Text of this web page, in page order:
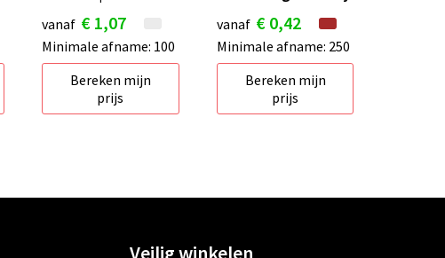
vanaf € 1,07
Minimale afname: 100
Bereken mijn
prijs
vanaf € 0,42
Minimale afname: 250
Bereken mijn
prijs
Veilig winkelen